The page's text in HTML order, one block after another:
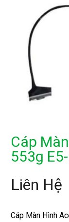
Cáp
553g
Liên Hệ
Cáp Màn Hình